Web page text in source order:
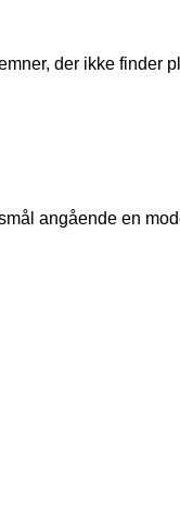
der ikke finder
angående en